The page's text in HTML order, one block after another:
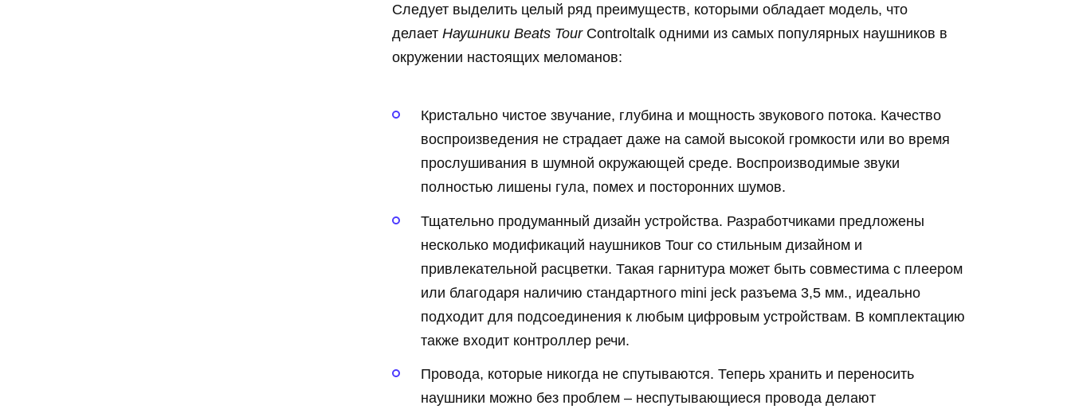
Следует выделить целый ряд преимуществ, которыми обладает модель, что
делает Наушники Beats TourControltalk одними из самых популярных наушников в
окружении настоящих меломанов:
Кристально чистое звучание, глубина и мощность звукового потока. Качество
воспроизведения не страдает даже на самой высокой громкости или во время
прослушивания в шумной окружающей среде. Воспроизводимые звуки
полностью лишены гула, помех и посторонних шумов.
Тщательно продуманный дизайн устройства. Разработчиками предложены
несколько модификаций наушников Tour со стильным дизайном и
привлекательной расцветки. Такая гарнитура может быть совместима с плеером
или благодаря наличию стандартного mini jeck разъема 3,5 мм., идеально
подходит для подсоединения к любым цифровым устройствам. В комплектацию
также входит контроллер речи.
Провода, которые никогда не спутываются. Теперь хранить и переносить
наушники можно без проблем – неспутывающиеся провода делают